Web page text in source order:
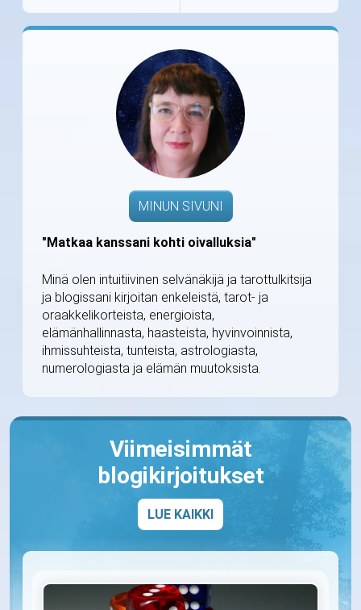
MINUN SIVUNI
"Matkaa kanssani kohti oivalluksia"
Minä olen intuitiivinen selvänäkijä ja tarottulkitsija
ja blogissani kirjoitan enkeleistä, tarot- ja
oraakkelikorteista, energioista,
elämänhallinnasta, haasteista, hyvinvoinnista,
ihmissuhteista, tunteista, astrologiasta,
numerologiasta ja elämän muutoksista.
Viimeisimmät
blogikirjoitukset
LUE KAIKKI